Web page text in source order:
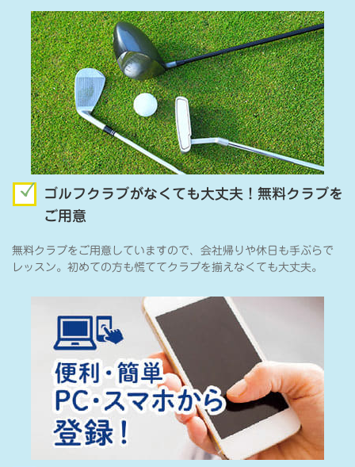
ゴルフクラブがなくても大丈夫！無料クラブを
ご用意
無料クラブをご用意していますので、会社帰りや休日も手ぶらで
レッスン。初めての方も慌ててクラブを揃えなくても大丈夫。